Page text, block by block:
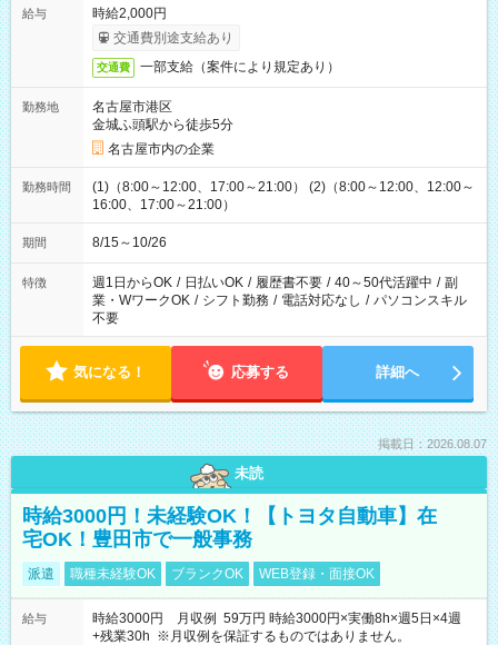
給与
時給2,000円
交通費別途支給あり
交通費 一部支給（案件により規定あり）
勤務地
名古屋市港区
金城ふ頭駅から徒歩5分
名古屋市内の企業
勤務時間
(1)（8:00～12:00、17:00～21:00） (2)（8:00～12:00、12:00～
16:00、17:00～21:00）
期間 8/15～10/26
特徴 週1日からOK / 日払いOK / 履歴書不要 / 40～50代活躍中 / 副
業・WワークOK / シフト勤務 / 電話対応なし / パソコンスキル
不要
気になる！ 応募する 詳細へ
掲載日：2026.08.07
未読
時給3000円！未経験OK！【トヨタ自動車】在
宅OK！豊田市で一般事務
派遣 職種未経験OK ブランクOK WEB登録・面接OK
給与
時給3000円 月収例 59万円 時給3000円×実働8h×週5日×4週
+残業30h ※月収例を保証するものではありません。